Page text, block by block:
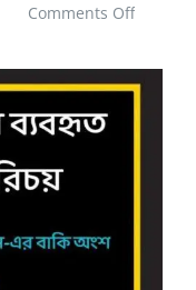
Comments Offon
বা